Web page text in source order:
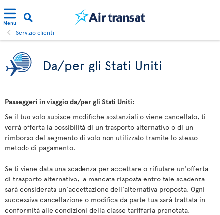
Menu
Servizio clienti
Da/per gli Stati Uniti
Passeggeri in viaggio da/per gli Stati Uniti:
Se il tuo volo subisce modifiche sostanziali o viene cancellato, ti
verrà offerta la possibilità di un trasporto alternativo o di un
rimborso del segmento di volo non utilizzato tramite lo stesso
metodo di pagamento.
Se ti viene data una scadenza per accettare o rifiutare un'offerta
di trasporto alternativo, la mancata risposta entro tale scadenza
sarà considerata un'accettazione dell'alternativa proposta. Ogni
successiva cancellazione o modifica da parte tua sarà trattata in
conformità alle condizioni della classe tariffaria prenotata.